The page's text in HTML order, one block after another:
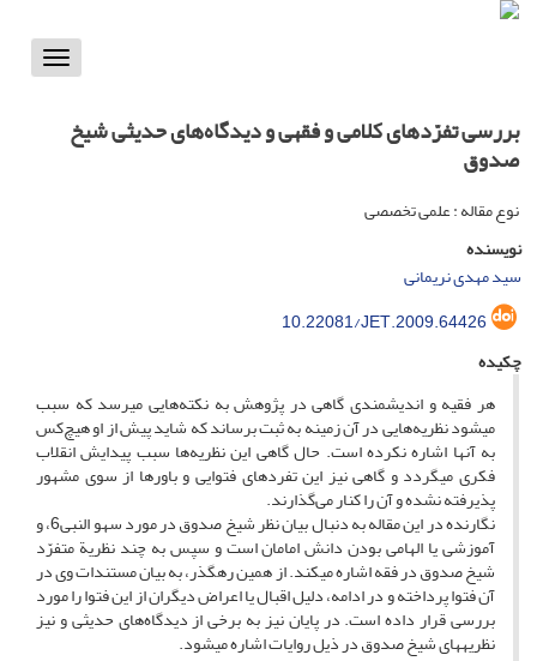
Toggle
بررسی تفرّدهای کلامی و فقهی و دیدگاه‌های حدیثی شیخ
صدوق
نوع مقاله : علمی تخصصی
نویسنده
سید مهدی نریمانی
10.22081/JET.2009.64426
چکیده
هر فقیه و اندیشمندی گاهی در پژوهش به نکته‌هایی می‏رسد که سبب
می‏شود نظریه‌هایی در آن زمینه به ثبت برساند که شاید پیش از او هیچ‌کس
به آنها اشاره نکرده است. حال گاهی این نظریه‌ها سبب پیدایش انقلاب
فکری می‏گردد و گاهی نیز این تفردهای فتوایی و باورها از سوی مشهور
پذیرفته نشده و آن را کنار می‌گذارند.
نگارنده در این مقاله به دنبال بیان نظر شیخ صدوق در مورد سهو النبی6، و
آموزشی یا الهامی بودن دانش امامان است و سپس به چند نظریة متفرّد
شیخ صدوق در فقه اشاره می‏کند. از همین رهگذر، به بیان مستندات وی در
آن فتوا پرداخته و در ادامه، دلیل اقبال یا اعراض دیگران از این فتوا را مورد
بررسی قرار داده است. در پایان نیز به برخی از دیدگاه‌های حدیثی و نیز
نظریه‏های شیخ صدوق در ذیل روایات اشاره می‏شود.